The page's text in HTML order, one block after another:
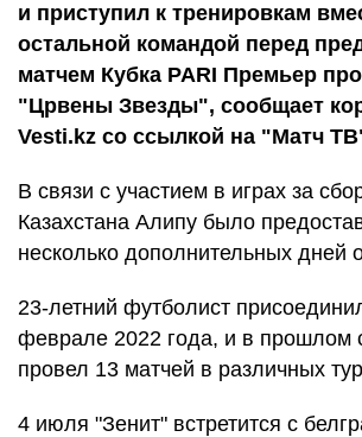
и приступил к тренировкам
остальной командой перед
матчем Кубка PARI Премьер
"Црвены Звезды", сообщает
Vesti.kz со ссылкой на "Матч
В связи с участием в играх за
Казахстана Алипу было
несколько дополнительных дней
23-летний футболист
феврале 2022 года, и в прошлом
провел 13 матчей в различных
4 июля "Зенит" встретится с